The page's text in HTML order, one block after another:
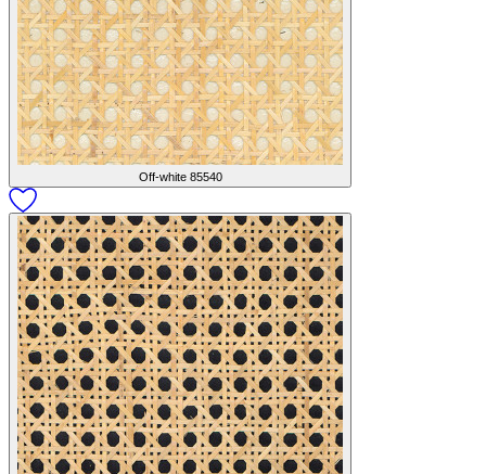
Off-white 85540